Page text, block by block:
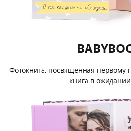
Фотокнига, посвященная первому
книга в